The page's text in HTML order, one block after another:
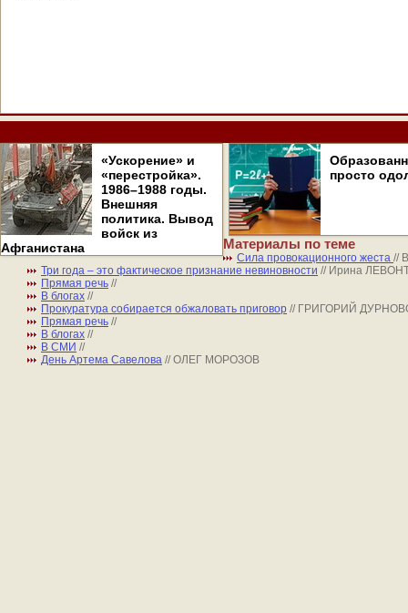
«Ускорение» и
«перестройка».
1986–1988 годы.
Внешняя
политика. Вывод
войск из
Афганистана
просто
Материалы по теме
Сила провокационного жеста //
Три года – это фактическое признание невиновности // Ирина
Прямая речь //
В блогах //
Прокуратура собирается обжаловать приговор // ГРИГОРИЙ
Прямая речь //
В блогах //
В СМИ //
День Артема Савелова // ОЛЕГ МОРОЗОВ